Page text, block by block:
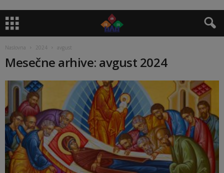
Naslovna 2024 avgust
Mesečne arhive: avgust 2024